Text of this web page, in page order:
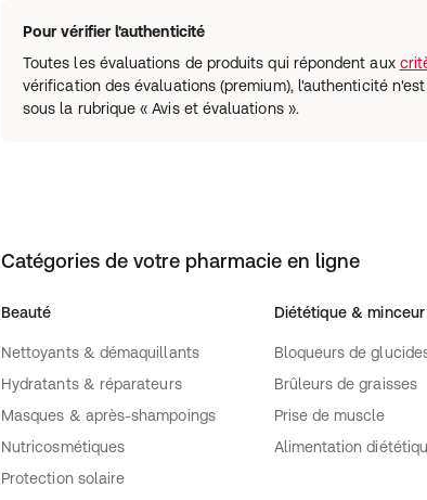
Pour vérifier l'authenticité
Toutes les évaluations de produits qui répondent aux
vérification des évaluations (premium), l'authenticité
sous la rubrique « Avis et évaluations ».
Catégories de votre pharmacie en ligne
Beauté
Nettoyants & démaquillants
Hydratants & réparateurs
Masques & après-shampoings
Nutricosmétiques
Protection solaire
Diététique & minceur
Bloqueurs de
Brûleurs de graisses
Prise de muscle
Alimentation